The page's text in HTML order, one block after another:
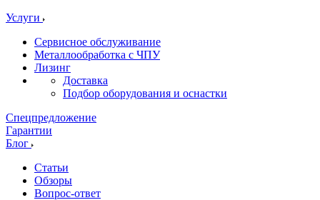
Услуги
Сервисное обслуживание
Металлообработка с ЧПУ
Лизинг
Доставка
Подбор оборудования и оснастки
Спецпредложение
Гарантии
Блог
Статьи
Обзоры
Вопрос-ответ